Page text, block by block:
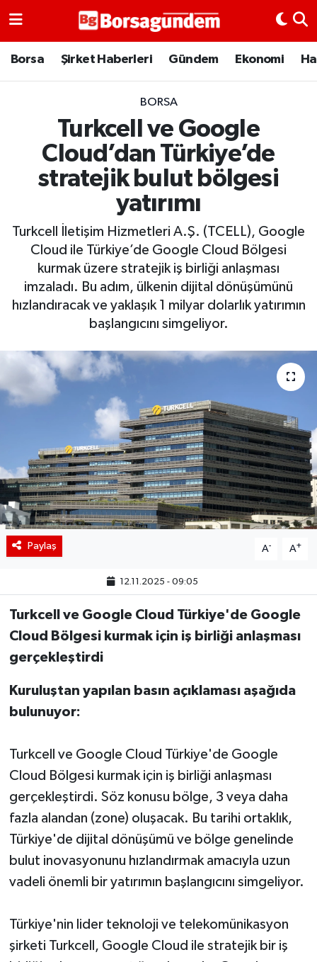
Borsa Şirket Haberleri Gündem Ekonomi
BORSA
Turkcell ve Google
Cloud’dan Türkiye’de
stratejik bulut bölgesi
yatırımı
Turkcell İletişim Hizmetleri A.Ş. (TCELL), Google
Cloud ile Türkiye’de Google Cloud Bölgesi
kurmak üzere stratejik iş birliği anlaşması
imzaladı. Bu adım, ülkenin dijital dönüşümünü
hızlandıracak ve yaklaşık 1 milyar dolarlık yatırımın
başlangıcını simgeliyor.
Paylaş A- A+
12.11.2025 - 09:05
Turkcell ve Google Cloud Türkiye'de Google
Cloud Bölgesi kurmak için iş birliği anlaşması
gerçekleştirdi
Kuruluştan yapılan basın açıklaması aşağıda
bulunuyor:
Turkcell ve Google Cloud Türkiye'de Google
Cloud Bölgesi kurmak için iş birliği anlaşması
gerçekleştirdi. Söz konusu bölge, 3 veya daha
fazla alandan (zone) oluşacak. Bu tarihi ortaklık,
Türkiye'de dijital dönüşümü ve bölge genelinde
bulut inovasyonunu hızlandırmak amacıyla uzun
vadeli önemli bir yatırımın başlangıcını simgeliyor.
Türkiye'nin lider teknoloji ve telekomünikasyon
şirketi Turkcell, Google Cloud ile stratejik bir iş
Borsa
Emtia
Galeri
Bitcoin
Şirket Haberleri
Borsa Gundem
Coin Isı Haritası
Ekonomik Takvim
Kiripto Para Piyasası
Gizlilik Sözleşmesi
Hakkımızda
İletişim